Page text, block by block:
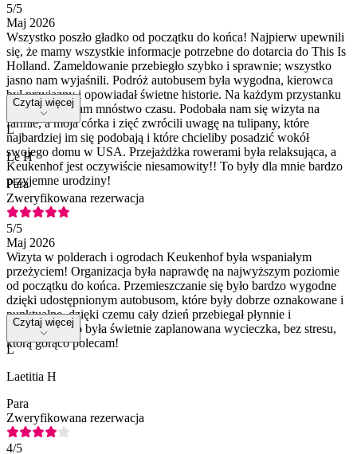
5/5
Maj 2026
Wszystko poszło gładko od początku do końca! Najpierw upewnili
się, że mamy wszystkie informacje potrzebne do dotarcia do This Is
Holland. Zameldowanie przebiegło szybko i sprawnie; wszystko
jasno nam wyjaśnili. Podróż autobusem była wygodna, kierowca
był przyjazny i opowiadał świetne historie. Na każdym przystanku
zapewniono nam mnóstwo czasu. Podobała nam się wizyta na
farmie, a moja córka i zięć zwrócili uwagę na tulipany, które
najbardziej im się podobają i które chcieliby posadzić wokół
swojego domu w USA. Przejażdżka rowerami była relaksująca, a
Keukenhof jest oczywiście niesamowity!! To były dla mnie bardzo
przyjemne urodziny!
Czytaj więcej
L
Le H
Para
Zweryfikowana rezerwacja
5/5
Maj 2026
Wizyta w polderach i ogrodach Keukenhof była wspaniałym
przeżyciem! Organizacja była naprawdę na najwyższym poziomie
od początku do końca. Przemieszczanie się było bardzo wygodne
dzięki udostępnionym autobusom, które były dobrze oznakowane i
punktualne, dzięki czemu cały dzień przebiegał płynnie i
przyjemnie. To była świetnie zaplanowana wycieczka, bez stresu,
którą gorąco polecam!
Czytaj więcej
L
Laetitia H
Para
Zweryfikowana rezerwacja
4/5